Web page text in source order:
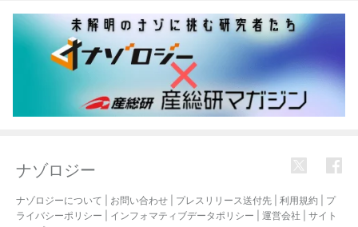
ナゾロジー
ナゾロジーについて お問い合わせ プレスリリース送付先 利用規約
プ
ライバシーポリシー
インフォマティブデータポリシー 運営会社
サイト